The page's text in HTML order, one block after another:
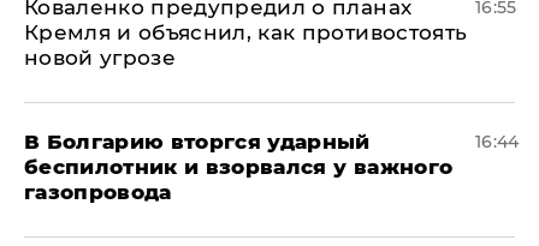
Коваленко предупредил о планах
Кремля и объяснил, как противостоять
новой угрозе
16:55
В Болгарию вторгся ударный
беспилотник и взорвался у важного
газопровода
16:44